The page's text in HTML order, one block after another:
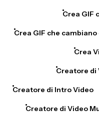
Crea GIF
Crea GIF che cambiano
Crea
Creatore di
Creatore di Intro Video
Creatore di Video